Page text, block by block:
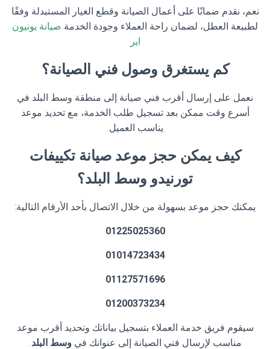
نعم، نقدم ضمانًا على أعمال الصيانة وقطع الغيار المستبدلة وفقًا
لطبيعة العطل، لضمان راحة العملاء وجودة الخدمة.صيانة يونيون
اير
كم يستغرق وصول فني الصيانة؟
نعمل على إرسال أقرب فني صيانة إلى منطقة وسط البلد في
أسرع وقت ممكن بعد تسجيل طلب الخدمة، مع تحديد موعد
يناسب العميل.
كيف يمكن حجز موعد صيانة تكييفات
تورنيدو وسط البلد؟
يمكنك حجز موعد بسهولة من خلال الاتصال بأحد الأرقام التالية:
01225025360
01014723434
01127571696
01200373234
سيقوم فريق خدمة العملاء بتسجيل بياناتك وتحديد أقرب موعد
مناسب لإرسال فني الصيانة إلى عنوانك فيوسط البلد.